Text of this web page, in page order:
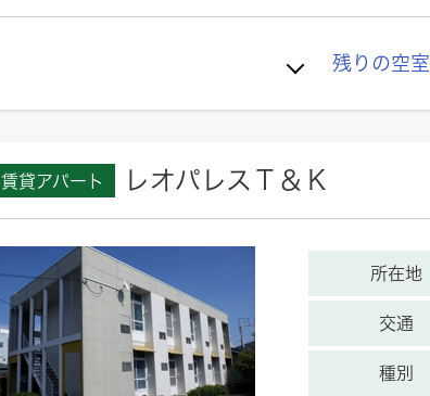
残りの空室
賃貸アパート レオパレスＴ＆Ｋ
所在地
交通
種別